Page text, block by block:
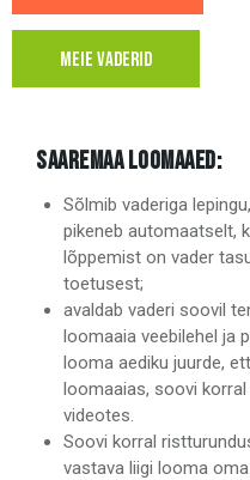
MEIE VADERID
SAAREMAA LOOMAAED:
Sõlmib vaderiga
pikeneb automaatselt,
lõppemist on vader
toetusest;
avaldab vaderi soovil
loomaaia veebilehel ja
looma aediku juurde,
loomaaias, soovi korral
videotes.
Soovi korral
vastava liigi looma